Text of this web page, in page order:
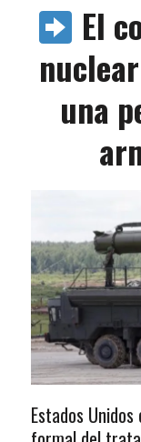
El
una
Estados